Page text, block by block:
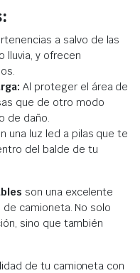
a salvo de las
lluvia, y ofrecen
Al proteger el área de
que de otro modo
de daño.
una luz led a pilas que te
del balde de tu
son una excelente
camioneta. No solo
sino que también
de tu camioneta con